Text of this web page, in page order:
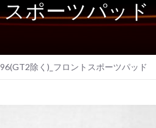
スポーツパッド
除く)_フロントスポーツパッド